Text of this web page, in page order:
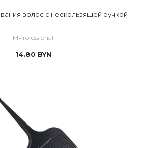
волос с нескользящей ручкой
MProfessional
14.80 BYN